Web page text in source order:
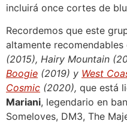
incluirá once cortes de
Recordemos que este
altamente recomendables
(2015), Hairy Mountain
Boogie (2019) y West
Cosmic (2020), que está
Mariani, legendario en
Someloves, DM3, The